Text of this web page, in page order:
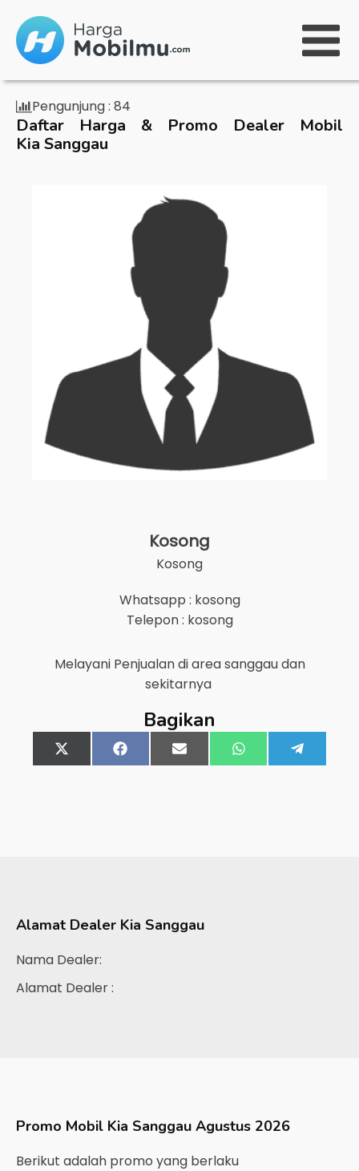
Pengunjung : 84
Daftar Harga & Promo Dealer Mobil
Kia Sanggau
Kosong
Kosong
Whatsapp : kosong
Telepon : kosong
Melayani Penjualan di areasanggaudan
sekitarnya
Bagikan
Share
on
X
(Twitter)
Share
on
FacebookShare
on
Email Share
on
WhatsApp
on
Alamat Dealer Kia Sanggau
Nama Dealer:
Alamat Dealer :
Promo Mobil Kia Sanggau Agustus 2026
Berikut adalah promo yang berlaku